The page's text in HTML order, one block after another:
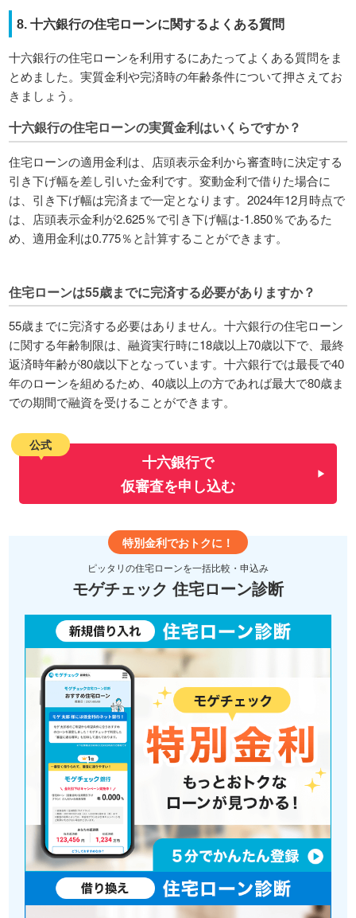
8. 十六銀行の住宅ローンに関するよくある質問
十六銀行の住宅ローンを利用するにあたってよくある質問をま
とめました。実質金利や完済時の年齢条件について押さえてお
きましょう。
十六銀行の住宅ローンの実質金利はいくらですか？
住宅ローンの適用金利は、店頭表示金利から審査時に決定する
引き下げ幅を差し引いた金利です。変動金利で借りた場合に
は、引き下げ幅は完済まで一定となります。2024年12月時点で
は、店頭表示金利が2.625％で引き下げ幅は-1.850％であるた
め、適用金利は0.775％と計算することができます。
住宅ローンは55歳までに完済する必要がありますか？
55歳までに完済する必要はありません。十六銀行の住宅ローン
に関する年齢制限は、融資実行時に18歳以上70歳以下で、最終
返済時年齢が80歳以下となっています。十六銀行では最長で40
年のローンを組めるため、40歳以上の方であれば最大で80歳ま
での期間で融資を受けることができます。
公式
十六銀行で
仮審査を申し込む
特別金利でおトクに！
ピッタリの住宅ローンを一括比較・申込み
モゲチェック 住宅ローン診断